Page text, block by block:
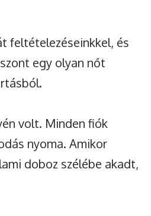
feltételezéseinkkel, és
egy olyan nőt
volt. Minden fiók
nyoma. Amikor
doboz szélébe akadt,